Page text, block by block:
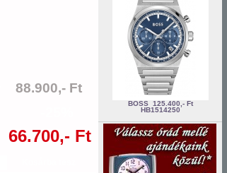
88.900,- Ft
66.700,- Ft
BOSS 125.400,- Ft
HB1514250